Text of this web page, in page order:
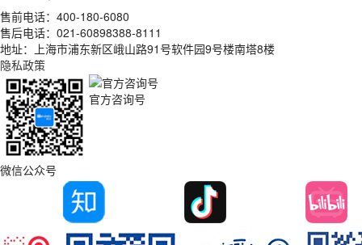
售前电话：400-180-6080
售后电话：021-60898388-8111
地址：上海市浦东新区峨山路91号软件园9号楼南塔8楼
隐私政策
微信公众号
官方咨询号